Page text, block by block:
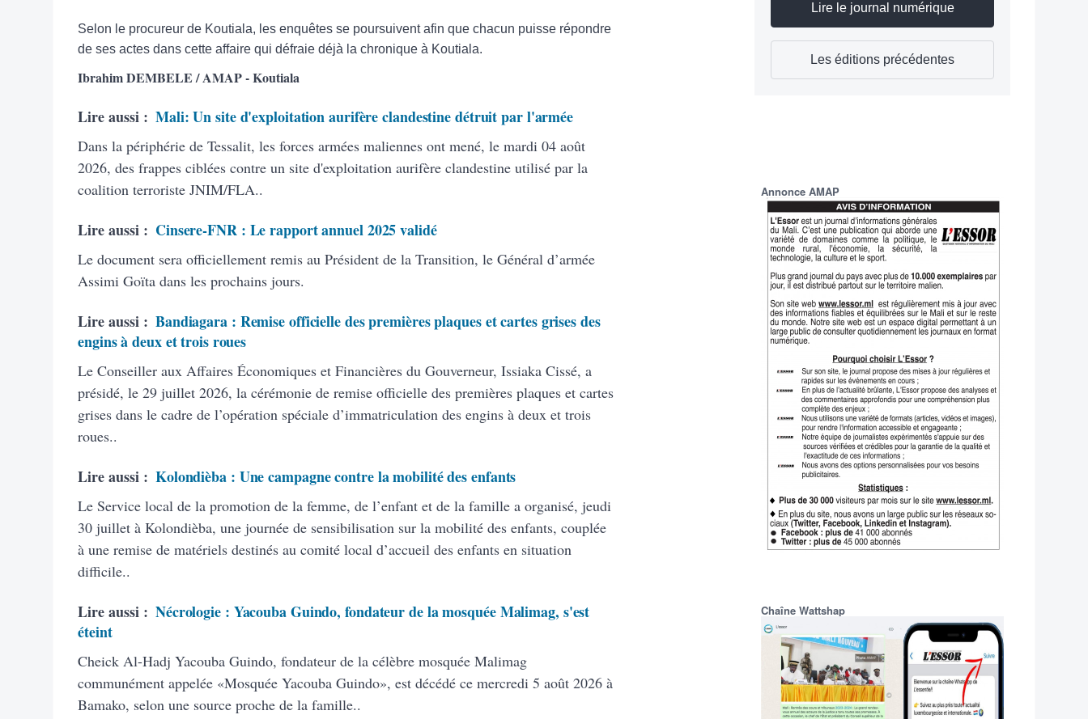
Selon le procureur de Koutiala, les enquêtes se poursuivent afin que chacun puisse répondre
de ses actes dans cette affaire qui défraie déjà la chronique à Koutiala.
Ibrahim DEMBELE / AMAP - Koutiala
Lire aussi : Mali: Un site d'exploitation aurifère clandestine détruit par l'armée
Dans la périphérie de Tessalit, les forces armées maliennes ont mené, le mardi 04 août
2026, des frappes ciblées contre un site d'exploitation aurifère clandestine utilisé par la
coalition terroriste JNIM/FLA..
Lire aussi : Cinsere-FNR : Le rapport annuel 2025 validé
Le document sera officiellement remis au Président de la Transition, le Général d’armée
Assimi Goïta dans les prochains jours.
Lire aussi : Bandiagara : Remise officielle des premières plaques et cartes grises des
engins à deux et trois roues
Le Conseiller aux Affaires Économiques et Financières du Gouverneur, Issiaka Cissé, a
présidé, le 29 juillet 2026, la cérémonie de remise officielle des premières plaques et cartes
grises dans le cadre de l’opération spéciale d’immatriculation des engins à deux et trois
roues..
Lire aussi : Kolondièba : Une campagne contre la mobilité des enfants
Le Service local de la promotion de la femme, de l’enfant et de la famille a organisé, jeudi
30 juillet à Kolondièba, une journée de sensibilisation sur la mobilité des enfants, couplée
à une remise de matériels destinés au comité local d’accueil des enfants en situation
difficile..
Lire aussi : Nécrologie : Yacouba Guindo, fondateur de la mosquée Malimag, s'est
éteint
Cheick Al-Hadj Yacouba Guindo, fondateur de la célèbre mosquée Malimag
communément appelée «Mosquée Yacouba Guindo», est décédé ce mercredi 5 août 2026 à
Bamako, selon une source proche de la famille..
Lire le journal numérique
Les éditions précédentes
Annonce AMAP
Chaîne Wattshap